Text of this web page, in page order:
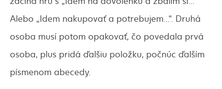
Alebo „Idem nakupovať a potrebujem...“. Druhá
osoba musí potom opakovať, čo povedala prvá
osoba, plus pridá ďalšiu položku, počnúc ďalším
písmenom abecedy.